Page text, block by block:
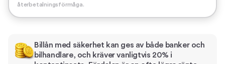
återbetalningsförmåga.
Billån med säkerhet kan ges av både banker och
bilhandlare, och kräver vanligtvis 20% i